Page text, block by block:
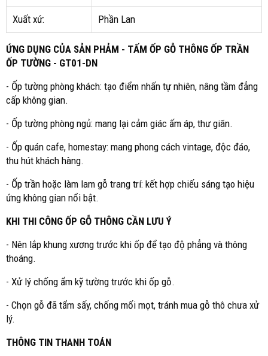
Xuất xứ: Phần Lan
ỨNG DỤNG CỦA SẢN PHẢM - TẤM ỐP GỖ THÔNG ỐP TRẦN
ỐP TƯỜNG - GT01-DN
- Ốp tường phòng khách: tạo điểm nhấn tự nhiên, nâng tầm đẳng
cấp không gian.
- Ốp tường phòng ngủ: mang lại cảm giác ấm áp, thư giãn.
- Ốp quán cafe, homestay: mang phong cách vintage, độc đáo,
thu hút khách hàng.
- Ốp trần hoặc làm lam gỗ trang trí: kết hợp chiếu sáng tạo hiệu
ứng không gian nổi bật.
KHI THI CÔNG ỐP GỖ THÔNG CẦN LƯU Ý
- Nên lắp khung xương trước khi ốp để tạo độ phẳng và thông
thoáng.
- Xử lý chống ẩm kỹ tường trước khi ốp gỗ.
- Chọn gỗ đã tẩm sấy, chống mối mọt, tránh mua gỗ thô chưa xử
lý.
THÔNG TIN THANH TOÁN